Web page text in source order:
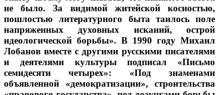
не было. За видимой житейской косностью,
пошлостью литературного быта таилось поле
напряженных духовных исканий, острой
идеологической борьбы». В 1990 году Михаил
Лобанов вместе с другими русскими писателями
и деятелями культуры подписал «Письмо
семидесяти четырех»: «Под знаменами
объявленной «демократизации», строительства